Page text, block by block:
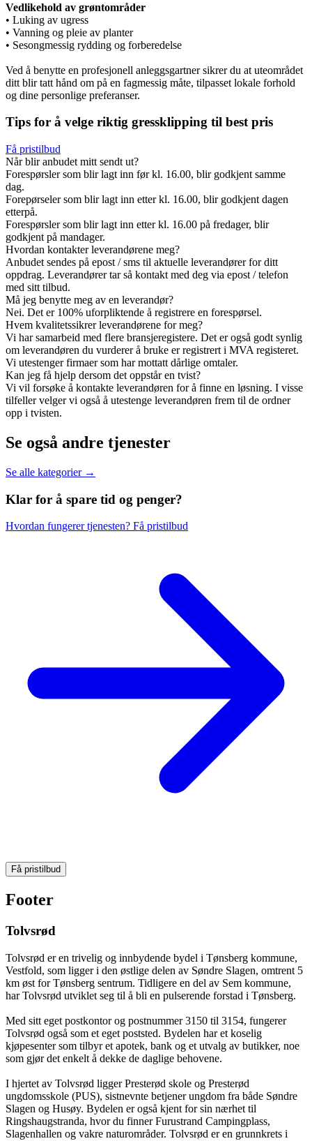
Vedlikehold av grøntområder
• Luking av ugress
• Vanning og pleie av planter
• Sesongmessig rydding og forberedelse
Ved å benytte en profesjonell anleggsgartner sikrer du at uteområdet
ditt blir tatt hånd om på en fagmessig måte, tilpasset lokale forhold
og dine personlige preferanser.
Tips for å velge riktig gressklipping til best pris
Få pristilbud
Når blir anbudet mitt sendt ut?
Forespørsler som blir lagt inn før kl. 16.00, blir godkjent samme
dag.
Forepørseler som blir lagt inn etter kl. 16.00, blir godkjent dagen
etterpå.
Forespørsler som blir lagt inn etter kl. 16.00 på fredager, blir
godkjent på mandager.
Hvordan kontakter leverandørene meg?
Anbudet sendes på epost / sms til aktuelle leverandører for ditt
oppdrag. Leverandører tar så kontakt med deg via epost / telefon
med sitt tilbud.
Må jeg benytte meg av en leverandør?
Nei. Det er 100% uforpliktende å registrere en forespørsel.
Hvem kvalitetssikrer leverandørene for meg?
Vi har samarbeid med flere bransjeregistere. Det er også godt synlig
om leverandøren du vurderer å bruke er registrert i MVA registeret.
Vi utestenger firmaer som har mottatt dårlige omtaler.
Kan jeg få hjelp dersom det oppstår en tvist?
Vi vil forsøke å kontakte leverandøren for å finne en løsning. I visse
tilfeller velger vi også å utestenge leverandøren frem til de ordner
opp i tvisten.
Se også andre tjenester
Se alle kategorier →
Klar for å spare tid og penger?
Hvordan fungerer tjenesten? Få pristilbud
Få pristilbud
Footer
Tolvsrød
Tolvsrød er en trivelig og innbydende bydel i Tønsberg kommune,
Vestfold, som ligger i den østlige delen av Søndre Slagen, omtrent 5
km øst for Tønsberg sentrum. Tidligere en del av Sem kommune,
har Tolvsrød utviklet seg til å bli en pulserende forstad i Tønsberg.
Med sitt eget postkontor og postnummer 3150 til 3154, fungerer
Tolvsrød også som et eget poststed. Bydelen har et koselig
kjøpesenter som tilbyr et apotek, bank og et utvalg av butikker, noe
som gjør det enkelt å dekke de daglige behovene.
I hjertet av Tolvsrød ligger Presterød skole og Presterød
ungdomsskole (PUS), sistnevnte betjener ungdom fra både Søndre
Slagen og Husøy. Bydelen er også kjent for sin nærhet til
Ringshaugstranda, hvor du finner Furustrand Campingplass,
Slagenhallen og vakre naturområder. Tolvsrød er en grunnkrets i